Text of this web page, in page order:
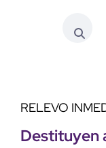
RELEVO
Destituyen